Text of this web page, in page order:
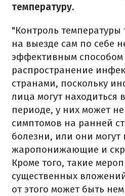
температуру.
"Контроль температуры
на выезде сам по себе
эффективным способом
распространение
странами, поскольку
лица могут находиться
периоде, у них может
симптомов на ранней
болезни, или они могут
жаропонижающие и
Кроме того, такие
существенных
от этого может быть